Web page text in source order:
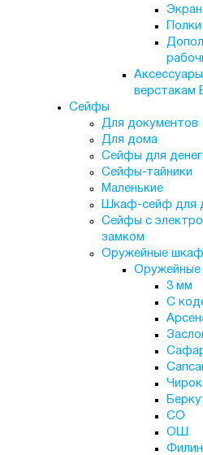
Экран
Полки
верстакам
Сейфы
Для документов
Для дома
Сейфы для денег
Сейфы-тайники
Маленькие
Шкаф-сейф для
Сейфы с
замком
Оружейные
Оружейные
3 мм
С
Чирок
СО
ОШ
Филин